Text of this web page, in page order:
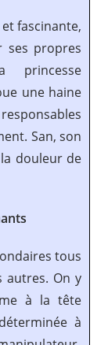
fascinante,
ses propres
princesse
une haine
San, son
douleur de
tous
autres. On y
à la tête
à